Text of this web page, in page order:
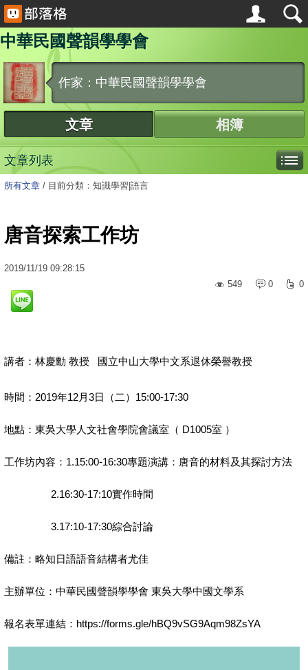
中華民國聲韻學學會
作家：中華民國聲韻學學會
文章 相簿
文章列表
所有文章 / 目前分類：知識學習|語言
唐音探索工作坊
2019/11/19 09:28:15
549
0 0
講者：林慶勳 教授 國立中山大學中文系退休榮譽教授
時間：2019年12月3日（二）15:00-17:30
地點：東吳大學人文社會學院會議室（ D1005室 ）
工作坊內容：1.15:00-16:30專題演講：唐音的材料及其探討方法
2.16:30-17:10實作時間
3.17:10-17:30綜合討論
備註：略知日語語音結構者尤佳
主辦單位：中華民國聲韻學學會 東吳大學中國文學系
報名表單連結：https://forms.gle/hBQ9vSG9Aqm98ZsYA